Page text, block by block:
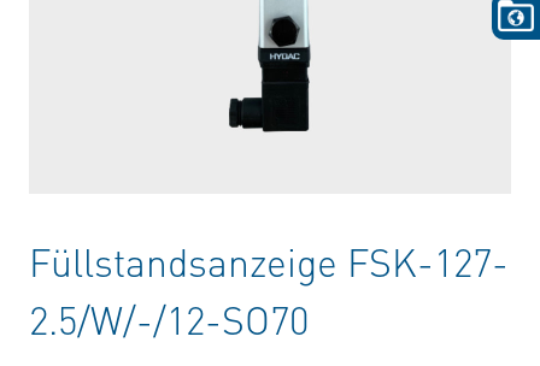
Füllstandsanzeige FSK-127-
2.5/W/-/12-SO70